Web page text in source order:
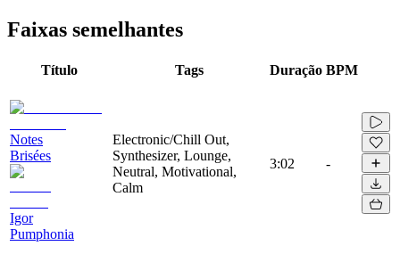
Faixas semelhantes
Título Tags Duração BPM
Notes
Brisées
Igor
Pumphonia
Electronic/Chill Out,
Synthesizer, Lounge,
Neutral, Motivational,
Calm
3:02 -